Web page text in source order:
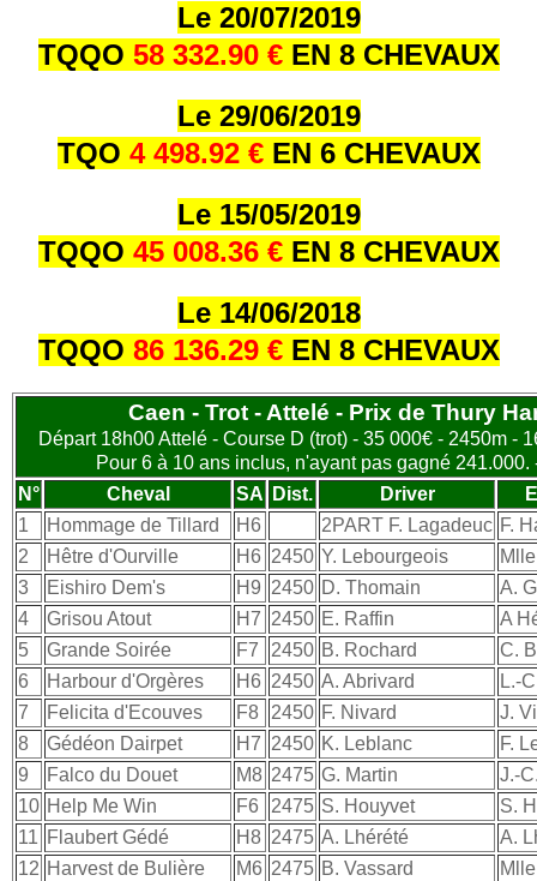
Le 20/07/2019
TQQO 58 332.90 € EN 8 CHEVAUX
Le 29/06/2019
TQO 4 498.92 € EN 6 CHEVAUX
Le 15/05/2019
TQQO 45 008.36 € EN 8 CHEVAUX
Le 14/06/2018
TQQO 86 136.29 € EN 8 CHEVAUX
Caen - Trot - Attelé - Prix de Thury
Départ 18h00 Attelé - Course D (trot) - 35 000€ - 2450m -
Pour 6 à 10 ans inclus, n'ayant pas gagné
N°
Cheval SA Dist. Driver
1
Hommage de Tillard H6 2PART F. Lagadeuc F.
2
Hêtre d'Ourville H6 2450 Y. Lebourgeois
3
Eishiro Dem's H9 2450 D. Thomain
A.
4
Grisou Atout H7 2450 E. Raffin
A
5
Grande Soirée F7 2450 B. Rochard
C.
6
Harbour d'Orgères H6 2450 A. Abrivard
L.-
7
Felicita d'Ecouves F8 2450 F. Nivard
J.
8
Gédéon Dairpet H7 2450 K. Leblanc
F.
9
Falco du Douet M8 2475 G. Martin
J.-
10 Help Me Win F6 2475 S. Houyvet
S.
11 Flaubert Gédé H8 2475 A. Lhérété
A.
12 Harvest de Bulière M6 2475 B. Vassard